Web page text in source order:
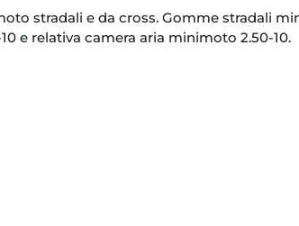
stradali e da cross. Gomme stradali
e relativa camera aria minimoto 2.50-10.